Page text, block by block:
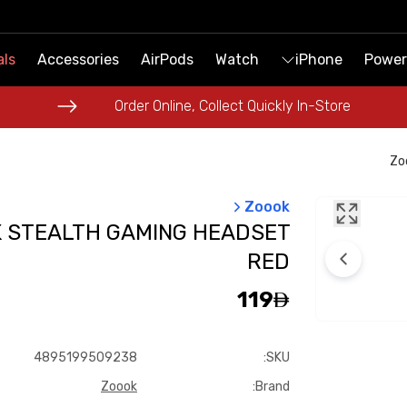
iPhone
Watch
AirPods
Accessories
Order Online, Collect Quickly In-Store
iPhone
Watch
AirPods
Accessories
Order Online, Collect Quickly In-Store
Zoook
STEALTH GAMING HEADSET
RED
119
SKU
:
4895199509238
Brand
:
Zoook